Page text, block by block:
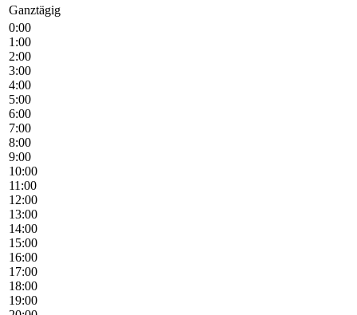
Ganztägig
0:00
1:00
2:00
3:00
4:00
5:00
6:00
7:00
8:00
9:00
10:00
11:00
12:00
13:00
14:00
15:00
16:00
17:00
18:00
19:00